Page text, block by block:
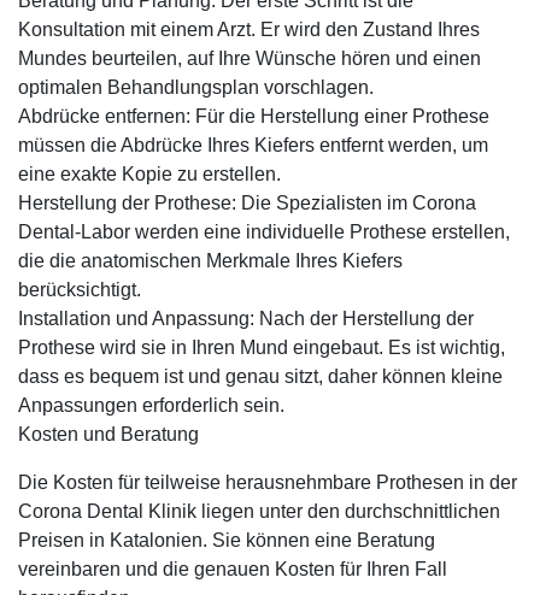
Konsultation mit einem Arzt. Er wird den Zustand Ihres
Mundes beurteilen, auf Ihre Wünsche hören und einen
optimalen Behandlungsplan vorschlagen.
Abdrücke entfernen: Für die Herstellung einer Prothese
müssen die Abdrücke Ihres Kiefers entfernt werden, um
eine exakte Kopie zu erstellen.
Herstellung der Prothese: Die Spezialisten im Corona
Dental-Labor werden eine individuelle Prothese erstellen,
die die anatomischen Merkmale Ihres Kiefers
berücksichtigt.
Installation und Anpassung: Nach der Herstellung der
Prothese wird sie in Ihren Mund eingebaut. Es ist wichtig,
dass es bequem ist und genau sitzt, daher können kleine
Anpassungen erforderlich sein.
Kosten und Beratung
Die Kosten für teilweise herausnehmbare Prothesen in der
Corona Dental Klinik liegen unter den durchschnittlichen
Preisen in Katalonien. Sie können eine Beratung
vereinbaren und die genauen Kosten für Ihren Fall